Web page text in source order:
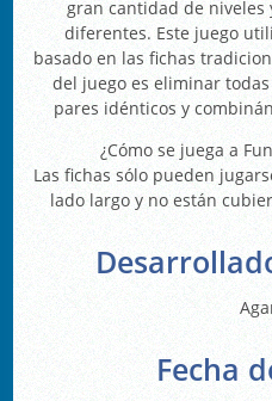
gran cantidad de niveles
diferentes. Este juego
basado en las fichas
del juego es eliminar
pares idénticos y
¿Cómo se juega a
Las fichas sólo pueden
lado largo y no están
Fecha